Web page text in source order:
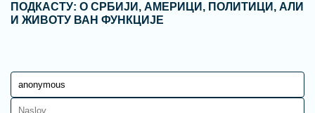
ПОДКАСТУ: О СРБИЈИ, АМЕРИЦИ, ПОЛИТИЦИ, АЛИ
И ЖИВОТУ ВАН ФУНКЦИЈЕ